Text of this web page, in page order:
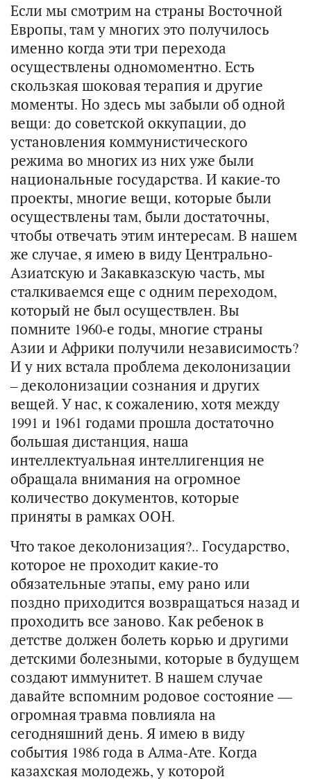
Если мы смотрим на страны Восточной
Европы, там у многих это получилось
именно когда эти три перехода
осуществлены одномоментно. Есть
скользкая шоковая терапия и другие
моменты. Но здесь мы забыли об одной
вещи: до советской оккупации, до
установления коммунистического
режима во многих из них уже были
национальные государства. И какие-то
проекты, многие вещи, которые были
осуществлены там, были достаточны,
чтобы отвечать этим интересам. В нашем
же случае, я имею в виду Центрально-
Азиатскую и Закавказскую часть, мы
сталкиваемся еще с одним переходом,
который не был осуществлен. Вы
помните 1960-е годы, многие страны
Азии и Африки получили независимость?
И у них встала проблема деколонизации
– деколонизации сознания и других
вещей. У нас, к сожалению, хотя между
1991 и 1961 годами прошла достаточно
большая дистанция, наша
интеллектуальная интеллигенция не
обращала внимания на огромное
количество документов, которые
приняты в рамках ООН.
Что такое деколонизация?.. Государство,
которое не проходит какие-то
обязательные этапы, ему рано или
поздно приходится возвращаться назад и
проходить все заново. Как ребенок в
детстве должен болеть корью и другими
детскими болезными, которые в будущем
создают иммунитет. В нашем случае
давайте вспомним родовое состояние —
огромная травма повлияла на
сегодняшний день. Я имею в виду
события 1986 года в Алма-Ате. Когда
казахская молодежь, у которой